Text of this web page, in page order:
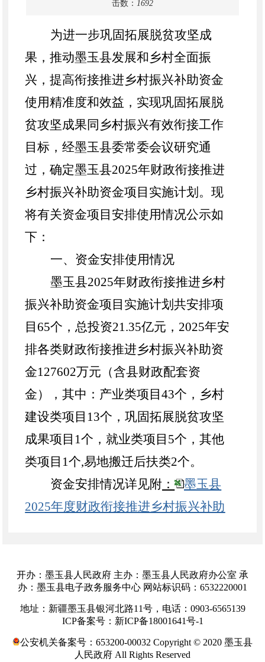
击数： 1692
为进一步巩固拓展脱贫攻坚成
果，推动墨玉县发展和乡村全面振
兴，提高衔接推进乡村振兴补助资金
使用精准度和效益，实现巩固拓展脱
贫攻坚成果同乡村振兴有效衔接工作
目标，经墨玉县委常委会议研究通
过 ，确定墨玉县2025年财政衔接推进
乡村振兴补助资金项目实施计划 。现
将有关资金项目安排使用情况公示如
下：
一、资金安排使用情况
墨玉县2025年财政衔接推进乡村
振兴补助资金项目实施计划共安排项
目65个，总投资21.35亿元， 2025年安
排各类财政衔接推进乡村振兴补助资
金127602万元（含县财政配套资
金）
，其中：产业类项目43个，乡村
建设类项目13个，巩固拓展脱贫攻坚
成果项目1个，就业类项目5个，其他
类项目1个,易地搬迁后扶类2个。
资金安排情况详见附 ：
墨玉县
2025年度财政衔接推进乡村振兴补助
为加强衔接资金项目的监督管
理，特此公示墨玉县2025年度财政衔
接推进乡村振兴补助资金项目（年
终）计划，如有异议请拨打监督举报
开办：墨玉县人民政府 主办：墨玉县人民政府办公室 承
办：墨玉县电子政务服务中心 网站标识码：6532220001
地址：新疆墨玉县银河北路11号，电话：0903-6565139
ICP备案号：新ICP备18001641号-1
公安机关备案号：653200-00032 Copyright © 2020 墨玉县
人民政府 All Rights Reserved